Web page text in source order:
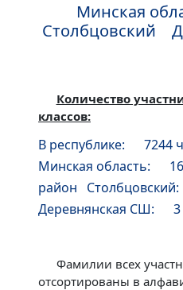
Минская
Столбцовский
Количество
классов:
В республике: 7244
Минская область:
район
Деревнянская СШ: 3
Фамилии всех
отсортированы в